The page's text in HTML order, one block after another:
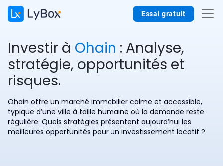
Essai gratuit
Investir à Ohain : Analyse,
stratégie, opportunités et
risques.
Ohain offre un marché immobilier calme et accessible,
typique d’une ville à taille humaine où la demande reste
régulière. Quels stratégies présentent aujourd’hui les
meilleures opportunités pour un investissement locatif ?